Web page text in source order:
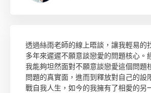
透過絲雨老師的線上晤談，讓我輕易的
多年來遲遲不願意談戀愛的問題核心。
我能夠坦然面對不願意談戀愛這個問題
問題的真實面，進而到釋放對自己的設
戰自我人生，如今的我擁有了相愛的另